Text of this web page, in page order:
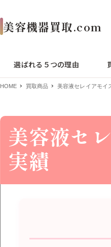
選ばれる５つの理由
HOME 買取商品 美容液セレイアモイ
美容液セ
実績